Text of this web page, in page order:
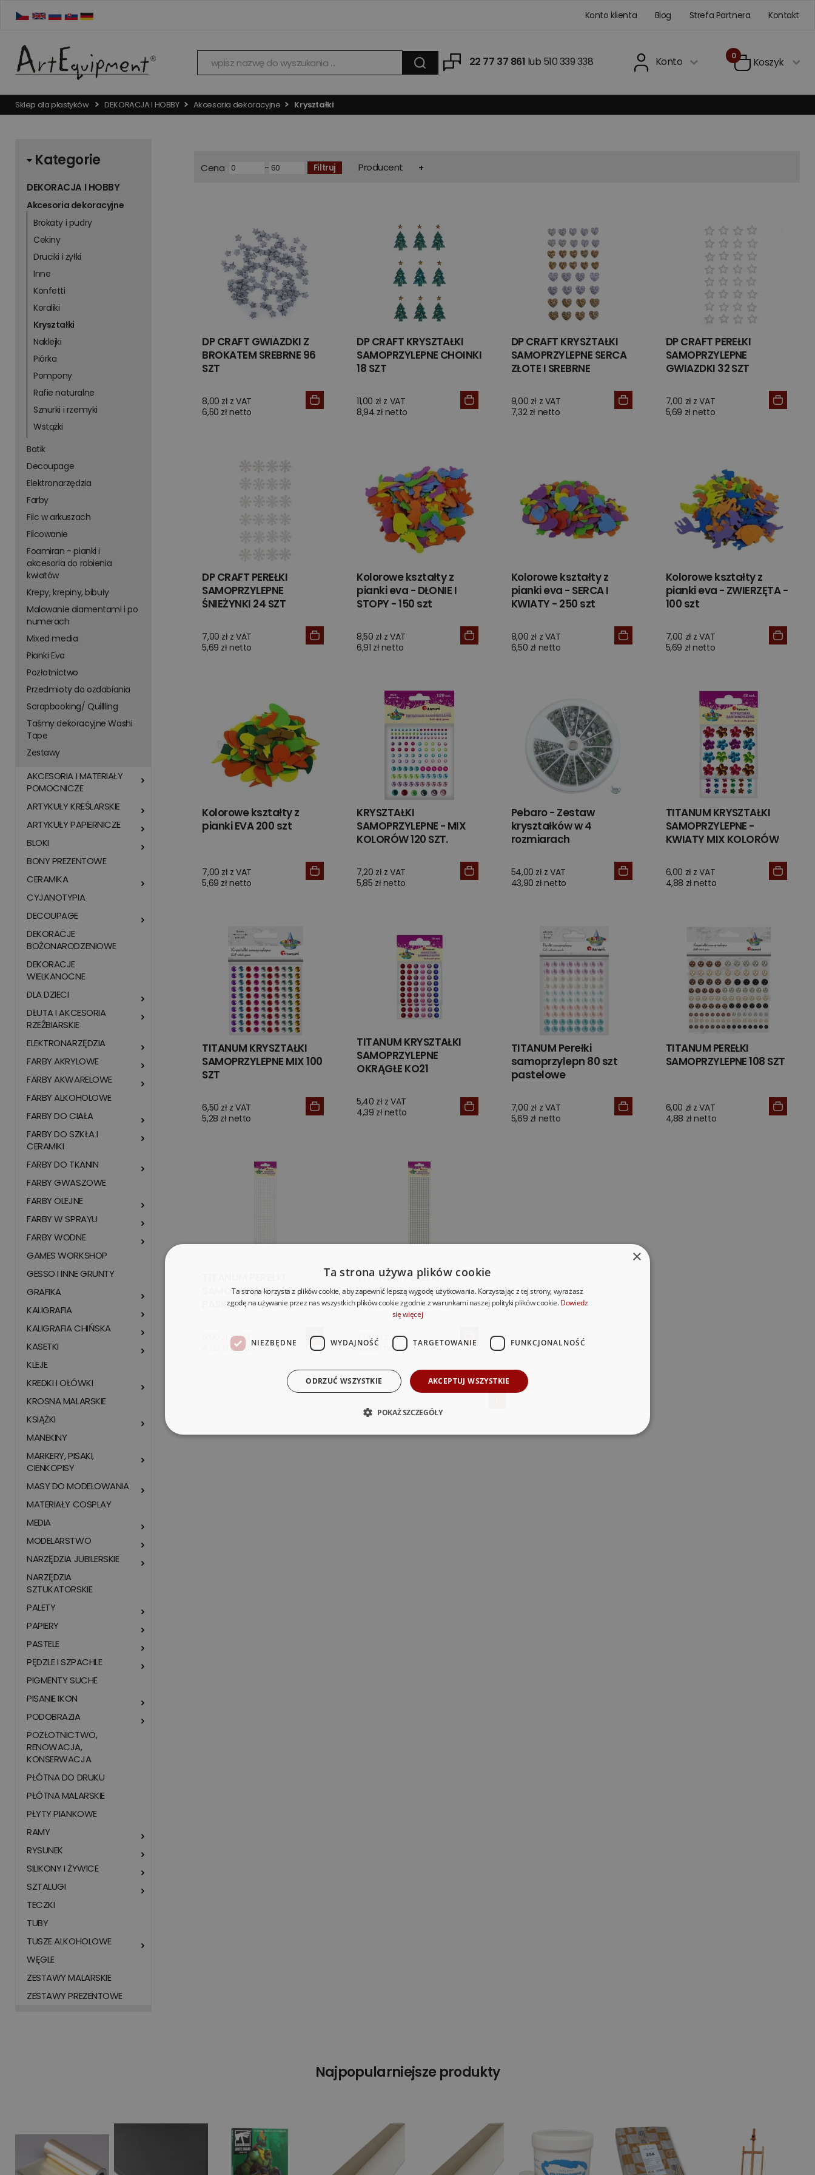
Konto klienta Blog Strefa Partnera Kontakt
22 77 37 861 lub 510 339 338 Konto 0 Koszyk
Sklep dla plastyków DEKORACJA I HOBBY Akcesoria dekoracyjne Kryształki
Kategorie
AKCESORIA I MATERIAŁY
POMOCNICZE
ARTYKUŁY KREŚLARSKIE
ARTYKUŁY PAPIERNICZE
BLOKI
BONY PREZENTOWE
CERAMIKA
CYJANOTYPIA
DECOUPAGE
DEKORACJA I HOBBY
Akcesoria dekoracyjne
Brokaty i pudry
Cekiny
Druciki i żyłki
Inne
Konfetti
Koraliki
Kryształki
Naklejki
Piórka
Pompony
Rafie naturalne
Sznurki i rzemyki
Wstążki
Batik
Decoupage
Elektronarzędzia
Farby
Filc w arkuszach
Filcowanie
Foamiran - pianki i
akcesoria do robienia
kwiatów
Krepy, krepiny, bibuły
Malowanie diamentami i po
numerach
Mixed media
Pianki Eva
Pozłotnictwo
Przedmioty do ozdabiania
Scrapbooking/ Quillling
Taśmy dekoracyjne Washi
Tape
Zestawy
DEKORACJE
BOŻONARODZENIOWE
DEKORACJE
WIELKANOCNE
DLA DZIECI
DŁUTA I AKCESORIA
RZEŹBIARSKIE
ELEKTRONARZĘDZIA
FARBY AKRYLOWE
FARBY AKWARELOWE
FARBY ALKOHOLOWE
FARBY DO CIAŁA
FARBY DO SZKŁA I
CERAMIKI
FARBY DO TKANIN
FARBY GWASZOWE
FARBY OLEJNE
FARBY W SPRAYU
FARBY WODNE
GAMES WORKSHOP
GESSO I INNE GRUNTY
GRAFIKA
KALIGRAFIA
KALIGRAFIA CHIŃSKA
KASETKI
KLEJE
KREDKI I OŁÓWKI
KROSNA MALARSKIE
KSIĄŻKI
MANEKINY
MARKERY, PISAKI,
CIENKOPISY
MASY DO MODELOWANIA
MATERIAŁY COSPLAY
MEDIA
MODELARSTWO
NARZĘDZIA JUBILERSKIE
NARZĘDZIA
SZTUKATORSKIE
PALETY
PAPIERY
PASTELE
PĘDZLE I SZPACHLE
PIGMENTY SUCHE
PISANIE IKON
PODOBRAZIA
POZŁOTNICTWO,
RENOWACJA,
KONSERWACJA
PŁÓTNA DO DRUKU
PŁÓTNA MALARSKIE
PŁYTY PIANKOWE
RAMY
RYSUNEK
SILIKONY I ŻYWICE
SZTALUGI
TECZKI
TUBY
TUSZE ALKOHOLOWE
WĘGLE
ZESTAWY MALARSKIE
ZESTAWY PREZENTOWE
Cena - Filtruj Producent
DP CRAFT GWIAZDKI Z
BROKATEM SREBRNE 96
SZT
8,00 zł z VAT
6,50 zł netto
DP CRAFT KRYSZTAŁKI
SAMOPRZYLEPNE CHOINKI
18 SZT
11,00 zł z VAT
8,94 zł netto
DP CRAFT KRYSZTAŁKI
SAMOPRZYLEPNE SERCA
ZŁOTE I SREBRNE
9,00 zł z VAT
7,32 zł netto
DP CRAFT PEREŁKI
SAMOPRZYLEPNE
GWIAZDKI 32 SZT
7,00 zł z VAT
5,69 zł netto
DP CRAFT PEREŁKI
SAMOPRZYLEPNE
ŚNIEŻYNKI 24 SZT
7,00 zł z VAT
5,69 zł netto
Kolorowe kształty z
pianki eva - DŁONIE I
STOPY - 150 szt
8,50 zł z VAT
6,91 zł netto
Kolorowe kształty z
pianki eva - SERCA I
KWIATY - 250 szt
8,00 zł z VAT
6,50 zł netto
Kolorowe kształty z
pianki eva - ZWIERZĘTA -
100 szt
7,00 zł z VAT
5,69 zł netto
Kolorowe kształty z
pianki EVA 200 szt
7,00 zł z VAT
5,69 zł netto
KRYSZTAŁKI
SAMOPRZYLEPNE - MIX
KOLORÓW 120 SZT.
7,20 zł z VAT
5,85 zł netto
Pebaro - Zestaw
kryształków w 4
rozmiarach
54,00 zł z VAT
43,90 zł netto
TITANUM KRYSZTAŁKI
SAMOPRZYLEPNE -
KWIATY MIX KOLORÓW
6,00 zł z VAT
4,88 zł netto
TITANUM KRYSZTAŁKI
SAMOPRZYLEPNE MIX 100
SZT
6,50 zł z VAT
5,28 zł netto
TITANUM KRYSZTAŁKI
SAMOPRZYLEPNE
OKRĄGŁE KO21
5,40 zł z VAT
4,39 zł netto
TITANUM Perełki
samoprzylepn 80 szt
pastelowe
7,00 zł z VAT
5,69 zł netto
TITANUM PEREŁKI
SAMOPRZYLEPNE 108 SZT
6,00 zł z VAT
4,88 zł netto
SAMOPRZYLEPNE NA
PASKU 26 CM BIAŁE
6,00 zł z VAT
4,88 zł netto
TITANUM PEREŁKI
SAMOPRZYLEPNE NA
PASKU 26 CM ECRU
7,00 zł z VAT
5,69 zł netto
Najpopularniejsze produkty
×
Ta strona używa plików cookie
Ta strona korzysta z plików cookie, aby zapewnić lepszą wygodę użytkowania. Korzystając z tej strony, wyrażasz
zgodę na używanie przez nas wszystkich plików cookie zgodnie z warunkami naszej polityki plików cookie.Dowiedz
się więcej
NIEZBĘDNE WYDAJNOŚĆ TARGETOWANIE FUNKCJONALNOŚĆ
AKCEPTUJ WSZYSTKIE
ODRZUĆ WSZYSTKIE
POKAŻ SZCZEGÓŁY